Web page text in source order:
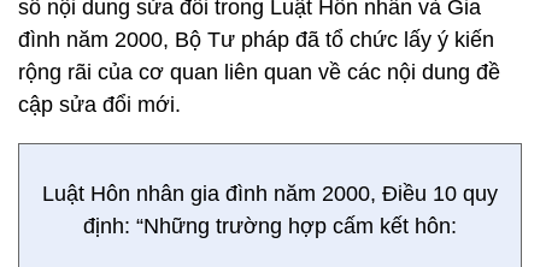
số nội dung sửa đổi trong Luật Hôn nhân và Gia
đình năm 2000, Bộ Tư pháp đã tổ chức lấy ý kiến
rộng rãi của cơ quan liên quan về các nội dung đề
cập sửa đổi mới.
Luật Hôn nhân gia đình năm 2000, Điều 10 quy
định: “Những trường hợp cấm kết hôn: